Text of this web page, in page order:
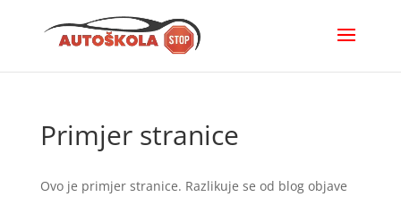
Primjer stranice
Ovo je primjer stranice. Razlikuje se od blog objave